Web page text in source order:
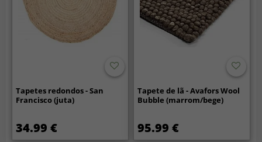
Tapetes redondos - San
Francisco (juta)
34.99 €
Tapete de lã - Avafors Wool
Bubble (marrom/bege)
95.99 €